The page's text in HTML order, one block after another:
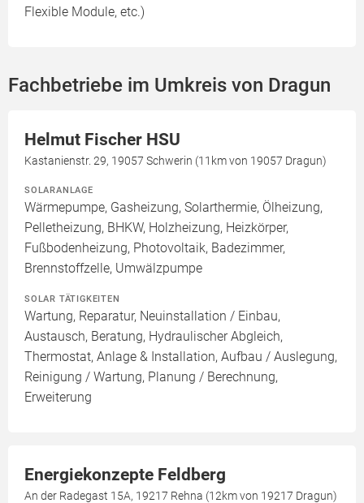
Flexible Module, etc.)
Fachbetriebe im Umkreis von Dragun
Helmut Fischer HSU
Kastanienstr. 29, 19057 Schwerin (11km von 19057 Dragun)
SOLARANLAGE
Wärmepumpe, Gasheizung, Solarthermie, Ölheizung,
Pelletheizung, BHKW, Holzheizung, Heizkörper,
Fußbodenheizung, Photovoltaik, Badezimmer,
Brennstoffzelle, Umwälzpumpe
SOLAR TÄTIGKEITEN
Wartung, Reparatur, Neuinstallation / Einbau,
Austausch, Beratung, Hydraulischer Abgleich,
Thermostat, Anlage & Installation, Aufbau / Auslegung,
Reinigung / Wartung, Planung / Berechnung,
Erweiterung
Energiekonzepte Feldberg
An der Radegast 15A, 19217 Rehna (12km von 19217 Dragun)